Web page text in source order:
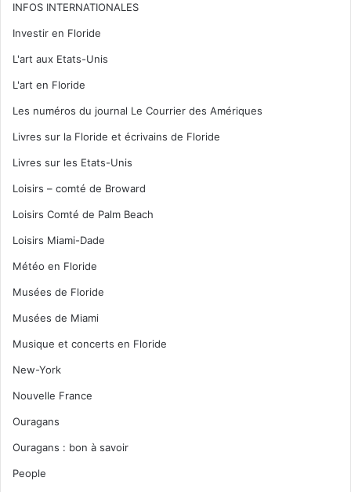
INFOS INTERNATIONALES
Investir en Floride
L'art aux Etats-Unis
L'art en Floride
Les numéros du journal Le Courrier des Amériques
Livres sur la Floride et écrivains de Floride
Livres sur les Etats-Unis
Loisirs – comté de Broward
Loisirs Comté de Palm Beach
Loisirs Miami-Dade
Météo en Floride
Musées de Floride
Musées de Miami
Musique et concerts en Floride
New-York
Nouvelle France
Ouragans
Ouragans : bon à savoir
People